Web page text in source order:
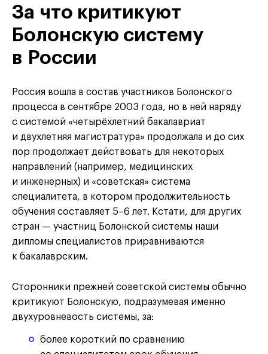
За что критикуют
Болонскую систему
в России
Россия вошла в состав участников Болонского
процесса в сентябре 2003 года, но в ней наряду
с системой «четырёхлетний бакалавриат
и двухлетняя магистратура» продолжала и до сих
пор продолжает действовать для некоторых
направлений (например, медицинских
и инженерных) и «советская» система
специалитета, в котором продолжительность
обучения составляет 5–6 лет. Кстати, для других
стран — участниц Болонской системы наши
дипломы специалистов приравниваются
к бакалаврским.
Сторонники прежней советской системы обычно
критикуют Болонскую, подразумевая именно
двухуровневость системы, за:
более короткий по сравнению